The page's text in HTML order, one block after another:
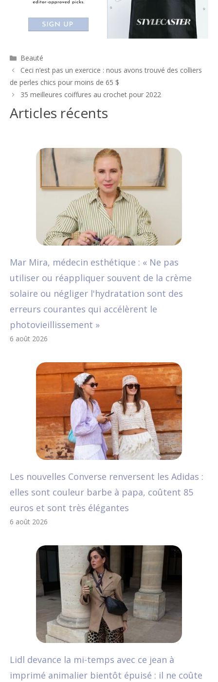
Catégories
Beauté
Navigation
des
articles
Ceci n’est pas un exercice : nous avons trouvé des colliers
de perles chics pour moins de 65 $
35 meilleures coiffures au crochet pour 2022
Articles récents
Mar Mira, médecin esthétique : « Ne pas
utiliser ou réappliquer souvent de la crème
solaire ou négliger l'hydratation sont des
erreurs courantes qui accélèrent le
photovieillissement »
6 août 2026
Les nouvelles Converse renversent les Adidas :
elles sont couleur barbe à papa, coûtent 85
euros et sont très élégantes
6 août 2026
Lidl devance la mi-temps avec ce jean à
imprimé animalier bientôt épuisé : il ne coûte